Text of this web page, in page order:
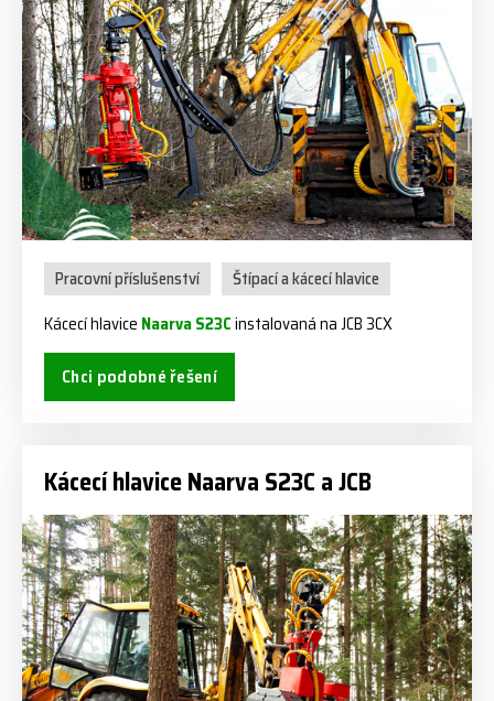
Pracovní příslušenství
Štípací a kácecí hlavice
Kácecí hlavice Naarva S23Cinstalovaná na JCB 3CX
Chci podobné řešení
Kácecí hlavice Naarva S23C a JCB